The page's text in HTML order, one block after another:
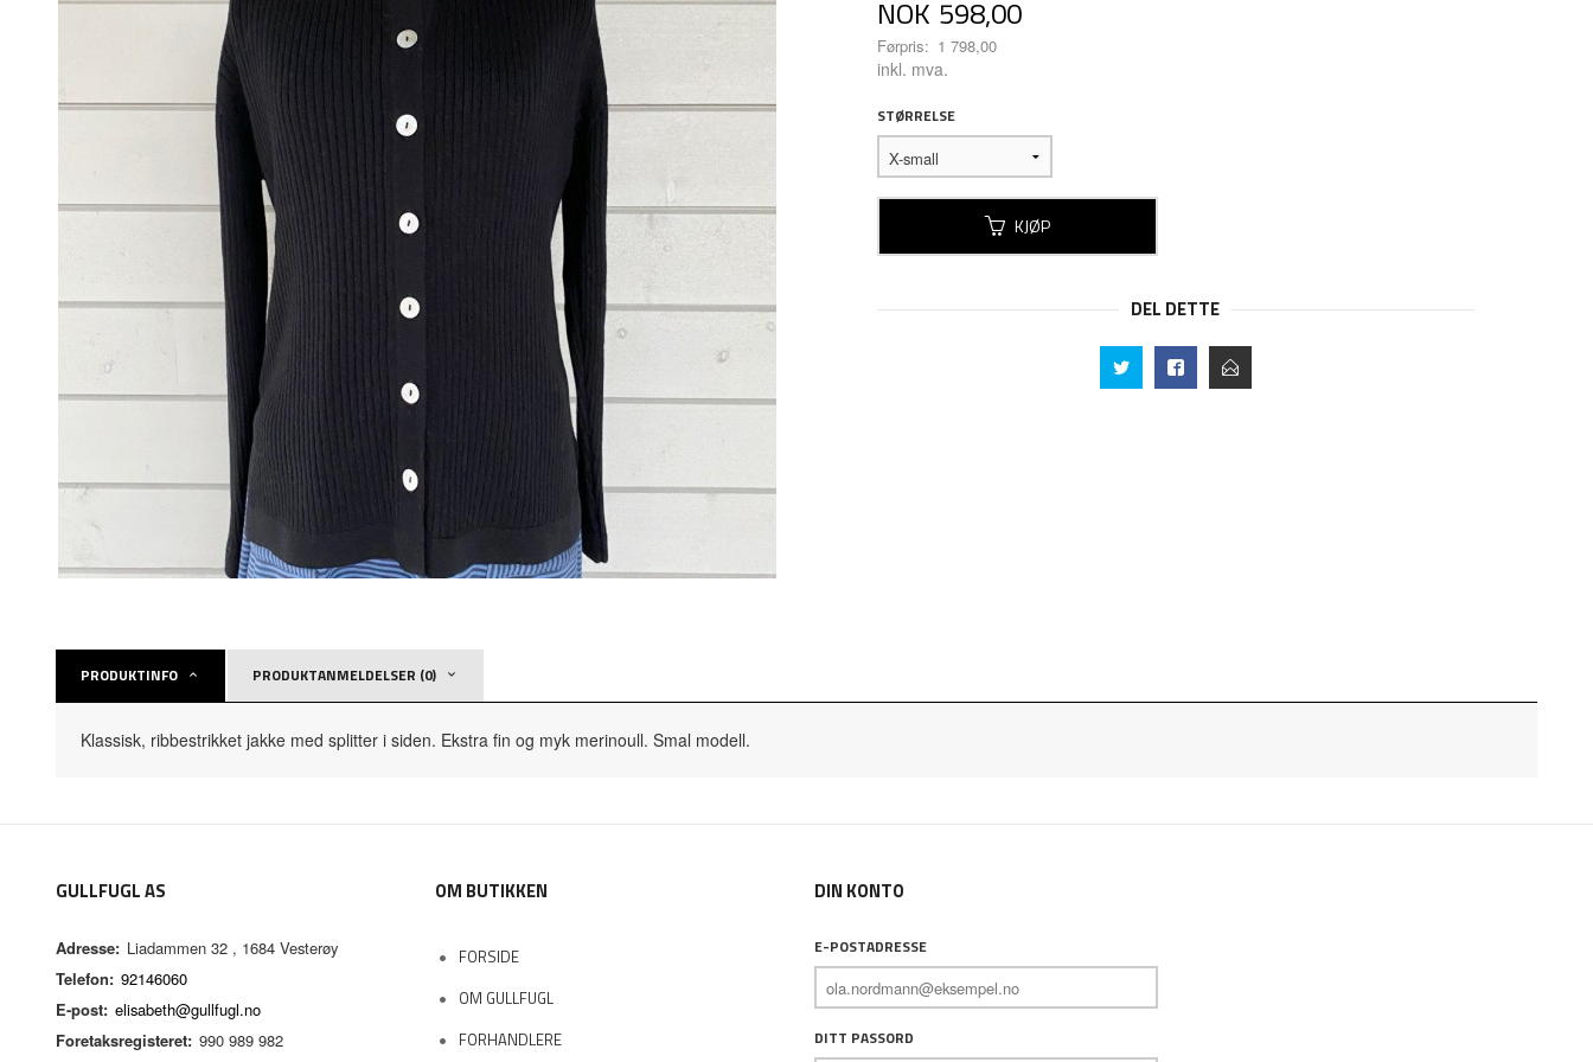
Tilbud
NOK 598,00
Førpris: 1 798,00
Rabatt
inkl. mva.
STØRRELSE
KJØP
DEL DETTE
PRODUKTINFO PRODUKTANMELDELSER (0)
Klassisk, ribbestrikket jakke med splitter i siden. Ekstra fin og myk merinoull. Smal modell.
GULLFUGL AS
Adresse: Liadammen 32 , 1684 Vesterøy
Telefon: 92146060
E-post: elisabeth@gullfugl.no
Foretaksregisteret: 990 989 982
OM BUTIKKEN
FORSIDE
OM GULLFUGL
FORHANDLERE
DIN KONTO
E-POSTADRESSE
DITT PASSORD